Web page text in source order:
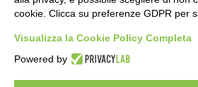
Camp
3 giorni fa
“Anomalie”, dal 30
edizione
3 giorni fa
cookie. Clicca su preferenze GDPR per
Visualizza la Cookie Policy Completa
Powered by